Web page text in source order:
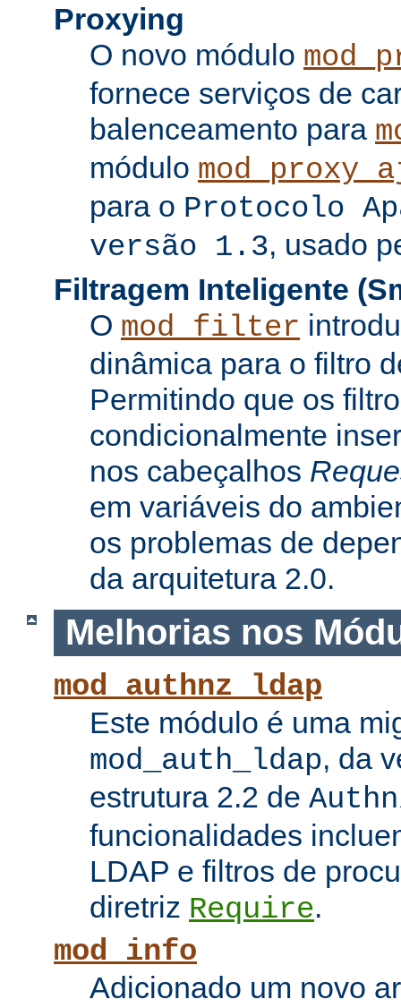
Proxying
O novo módulo
fornece serviços de
balenceamento para
módulo
para o Protocolo
versão 1.3, usado
Filtragem Inteligente
O mod_filter
dinâmica para o filtro
Permitindo que os
condicionalmente
nos cabeçalhos
em variáveis do
os problemas de
da arquitetura 2.0.
Melhorias nos
mod_authnz_ldap
Este módulo é uma
mod_auth_ldap, da
estrutura 2.2 de
funcionalidades
LDAP e filtros de
diretriz Require.
mod_info
Adicionado um novo